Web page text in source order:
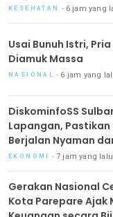
KESEHATAN 6 jam yang
Usai Bunuh Istri,
Diamuk Massa
NASIONAL 6 jam yang
DiskominfoSS
Lapangan, Pastikan
Berjalan Nyaman
EKONOMI 7 jam yang lalu
Gerakan Nasional
Kota Parepare Ajak